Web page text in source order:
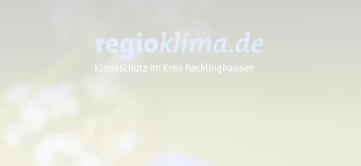
Klimaschutz im Kreis Recklinghausen